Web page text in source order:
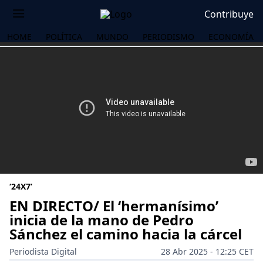
Contribuye
HOME POLÍTICA MUNDO PERIODISMO ECONOMÍA
‘24X7’
EN DIRECTO/ El ‘hermanísimo’
inicia de la mano de Pedro
Sánchez el camino hacia la cárcel
Periodista Digital
28 Abr 2025 - 12:25 CET